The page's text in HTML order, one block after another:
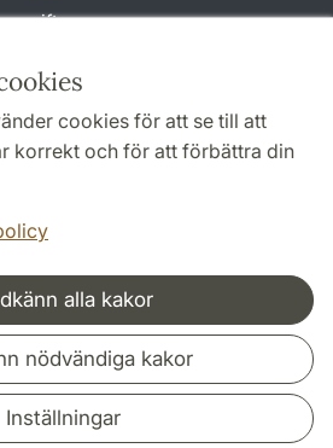
cookies för att se till att
korrekt och för att förbättra din
alla kakor
nödvändiga kakor
Inställningar
och nätverk